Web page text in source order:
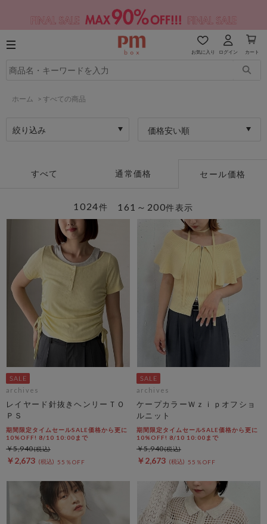
お気に入り ログイン カート
ホーム > すべての商品
絞り込み 価格安い順
すべて 通常価格 セール価格
161～200件表示
1024件
archives
レイヤード針抜きヘンリーＴＯ
ＰＳ
期間限定タイムセールSALE価格から更に
10%OFF! 8/10 10:00まで
￥2,673 55％OFF
￥5,940
archives
ケープカラーＷｚｉｐオフショ
ルニット
期間限定タイムセールSALE価格から更に
10%OFF! 8/10 10:00まで
￥2,673 55％OFF
￥5,940